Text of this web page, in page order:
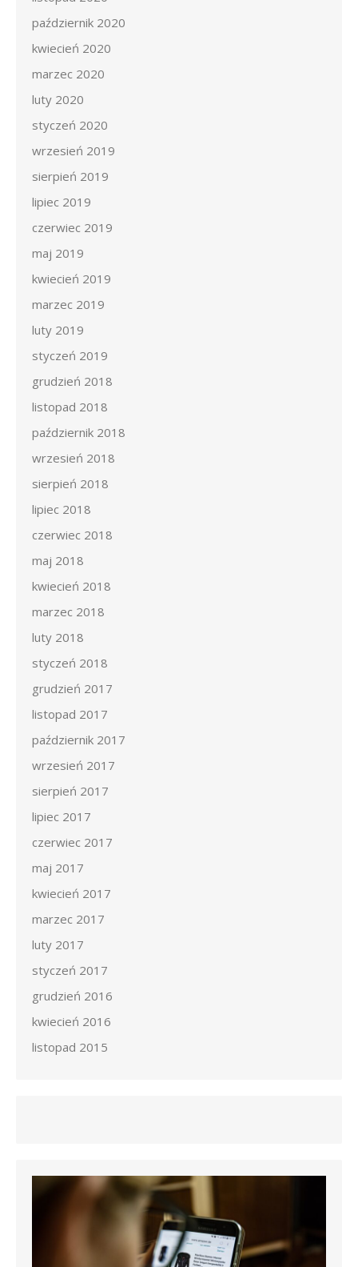
październik 2020
kwiecień 2020
marzec 2020
luty 2020
styczeń 2020
wrzesień 2019
sierpień 2019
lipiec 2019
czerwiec 2019
maj 2019
kwiecień 2019
marzec 2019
luty 2019
styczeń 2019
grudzień 2018
listopad 2018
październik 2018
wrzesień 2018
sierpień 2018
lipiec 2018
czerwiec 2018
maj 2018
kwiecień 2018
marzec 2018
luty 2018
styczeń 2018
grudzień 2017
listopad 2017
październik 2017
wrzesień 2017
sierpień 2017
lipiec 2017
czerwiec 2017
maj 2017
kwiecień 2017
marzec 2017
luty 2017
styczeń 2017
grudzień 2016
kwiecień 2016
listopad 2015